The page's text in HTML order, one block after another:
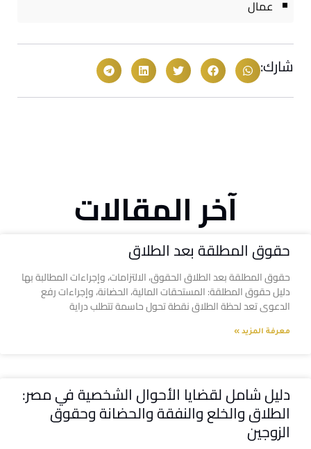
عمال
شارك:
آخر المقالات
حقوق المطلقة بعد الطلاق
حقوق المطلقة بعد الطلاق الحقوق، الالتزامات، وإجراءات المطالبة بها
دليل حقوق المطلقة: المستحقات المالية، الحضانة، وإجراءات رفع
الدعوى تعد لحظة الطلاق نقطة تحول حاسمة تتطلب دراية
معرفة المزيد »
دليل شامل لقضايا الأحوال الشخصية في مصر:
الطلاق والخلع والنفقة والحضانة وحقوق
الزوجين